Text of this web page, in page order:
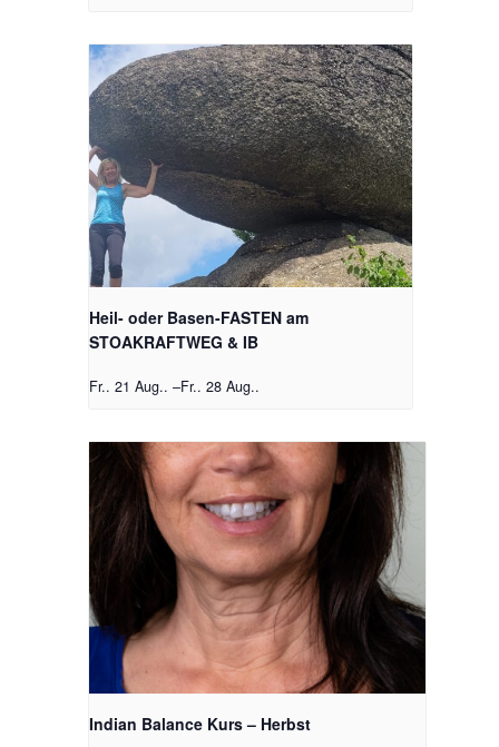
Heil- oder Basen-FASTEN am
STOAKRAFTWEG & IB
Fr.. 21 Aug.. –Fr.. 28 Aug..
Indian Balance Kurs – Herbst